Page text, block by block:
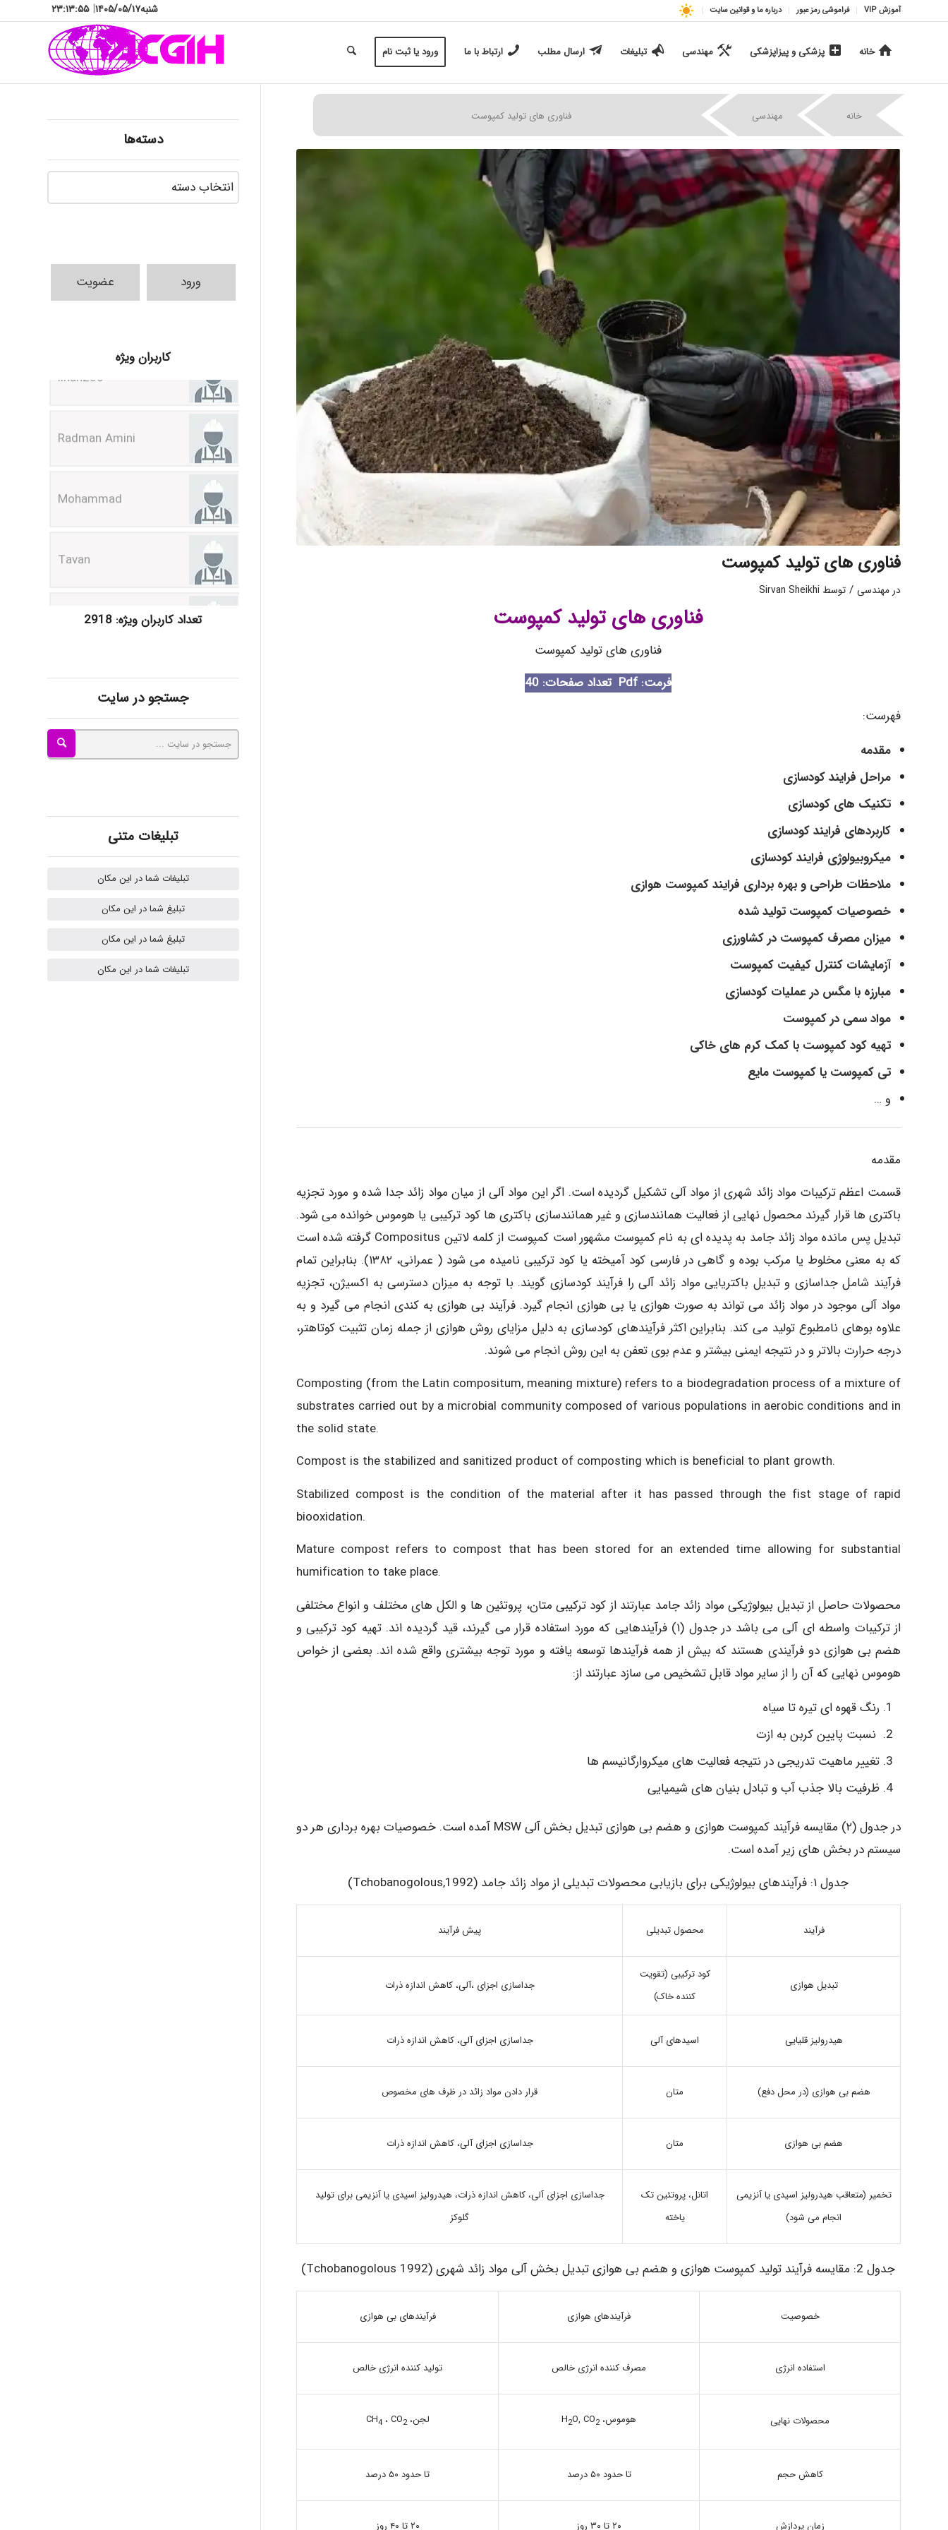
آموزش VIP فراموشی رمز عبور درباره ما و قوانین سایت شنبه۱۴۰۵/۰۵/۱۷| ۲۳:۱۳:۵۶
خانه پزشکی و پیزاپزشکی مهندسی تبلیغات ارسال مطلب ارتباط با ما ورود یا ثبت نام
خانه مهندسی | فناوری های تولید کمپوست
فناوری های تولید کمپوست
درمهندسی / توسط Sirvan Sheikhi
فناوری های تولید کمپوست
فناوری های تولید کمپوست
فرمت: Pdf
تعداد صفحات: 40
فهرست:
مقدمه
مراحل فرایند کودسازی
تکنیک های کودسازی
کاربردهای فرایند کودسازی
میکروبیولوژی فرایند کودسازی
ملاحظات طراحی و بهره برداری فرایند کمپوست هوازی
خصوصیات کمپوست تولید شده
میزان مصرف کمپوست در کشاورزی
آزمایشات کنترل کیفیت کمپوست
مبارزه با مگس در عملیات کودسازی
مواد سمی در کمپوست
تهیه کود کمپوست با کمک کرم های خاکی
تی کمپوست یا کمپوست مایع
و …
مقدمه
قسمت اعظم ترکیبات مواد زائد شهری از مواد آلی تشکیل گردیده است. اگر این مواد آلی از میان مواد زائد جدا شده و مورد تجزیه
باکتری ها قرار گیرند محصول نهایی از فعالیت همانندسازی و غیر همانندسازی باکتری ها کود ترکیبی یا هوموس خوانده می شود.
تبدیل پس مانده مواد زائد جامد به پدیده ای به نام کمپوست مشهور است کمپوست از کلمه لاتین Compositus گرفته شده است
که به معنی مخلوط یا مرکب بوده و گاهی در فارسی کود آمیخته یا کود ترکیبی نامیده می شود ( عمرانی، ۱۳۸۲). بنابراین تمام
فرآیند شامل جداسازی و تبدیل باکتریایی مواد زائد آلی را فرآیند کودسازی گویند. با توجه به میزان دسترسی به اکسیژن، تجزیه
مواد آلی موجود در مواد زائد می تواند به صورت هوازی یا بی هوازی انجام گیرد. فرآیند بی هوازی به کندی انجام می گیرد و به
علاوه بوهای نامطبوع تولید می کند. بنابراین اکثر فرآیندهای کودسازی به دلیل مزایای روش هوازی از جمله زمان تثبیت کوتاهتر،
درجه حرارت بالاتر و در نتیجه ایمنی بیشتر و عدم بوی تعفن به این روش انجام می شوند.
Composting (from the Latin compositum, meaning mixture) refers to a biodegradation process of a mixture of
substrates carried out by a microbial community composed of various populations in aerobic conditions and in
the solid state.
Compost is the stabilized and sanitized product of composting which is beneficial to plant growth.
Stabilized compost is the condition of the material after it has passed through the fist stage of rapid
biooxidation.
Mature compost refers to compost that has been stored for an extended time allowing for substantial
humification to take place.
محصولات حاصل از تبدیل بیولوژیکی مواد زائد جامد عبارتند از کود ترکیبی متان، پروتئین ها و الکل های مختلف و انواع مختلفی
از ترکیبات واسطه ای آلی می باشد در جدول (۱) فرآیندهایی که مورد استفاده قرار می گیرند، قید گردیده اند. تهیه کود ترکیبی و
هضم بی هوازی دو فرآیندی هستند که بیش از همه فرآیندها توسعه یافته و مورد توجه بیشتری واقع شده اند. بعضی از خواص
هوموس نهایی که آن را از سایر مواد قابل تشخیص می سازد عبارتند از:
رنگ قهوه ای تیره تا سیاه
نسبت پایین کربن به ازت
تغییر ماهیت تدریجی در نتیجه فعالیت های میکروارگانیسم ها
ظرفیت بالا جذب آب و تبادل بنیان های شیمیایی
در جدول (۲) مقایسه فرآیند کمپوست هوازی و هضم بی هوازی تبدیل بخش آلی MSW آمده است. خصوصیات بهره برداری هر دو
سیستم در بخش های زیر آمده است.
جدول ۱: فرآیندهای بیولوژیکی برای بازیابی محصولات تبدیلی از مواد زائد جامد (1992,Tchobanogolous)
فرآیند محصول تبدیلی پیش فرآیند
تبدیل هوازی
کود ترکیبی (تقویت
کننده خاک)
جداسازی اجزای ،آلی، کاهش اندازه ذرات
هیدرولیز قلیایی اسیدهای آلی جداسازی اجزای آلی، کاهش اندازه ذرات
هضم بی هوازی (در محل دفع) متان قرار دادن مواد زائد در ظرف های مخصوص
هضم بی هوازی متان جداسازی اجزای آلی، کاهش اندازه ذرات
تخمیر (متعاقب هیدرولیز اسیدی یا آنزیمی
انجام می شود)
اتانل، پروتئین تک
یاخته
جداسازی اجزای آلی، کاهش اندازه ذرات، هیدرولیز اسیدی یا آنزیمی برای تولید
گلوکز
جدول 2: مقایسه فرآیند تولید کمپوست هوازی و هضم بی هوازی تبدیل بخش آلی مواد زائد شهری (1992 Tchobanogolous)
خصوصیت فرآیندهای هوازی فرآیندهای بی هوازی
استفاده انرژی مصرف کننده انرژی خالص تولید کننده انرژی خالص
محصولات نهایی هوموس، H 2O, CO2 لجن، CH 4، CO2
کاهش حجم تا حدود ۵۰ درصد تا حدود ۵۰ درصد
زمان پردازش ۲۰ تا ۳۰ روز ۲۰ تا ۴۰ روز
دسته‌ها
دسته‌ها
ورود عضویت
کاربران ویژه
Radman Amini
Mohammad
Tavan
akhtar shahsavandi
kimiya zirakpoor
ayda habibnejad
Nazaninkarkon
تعداد کاربران ویژه: 2918
جستجو در سایت
تبلیغات متنی
تبلیغات شما در این مکان
تبلیغ شما در این مکان
تبلیغ شما در این مکان
تبلیغات شما در این مکان